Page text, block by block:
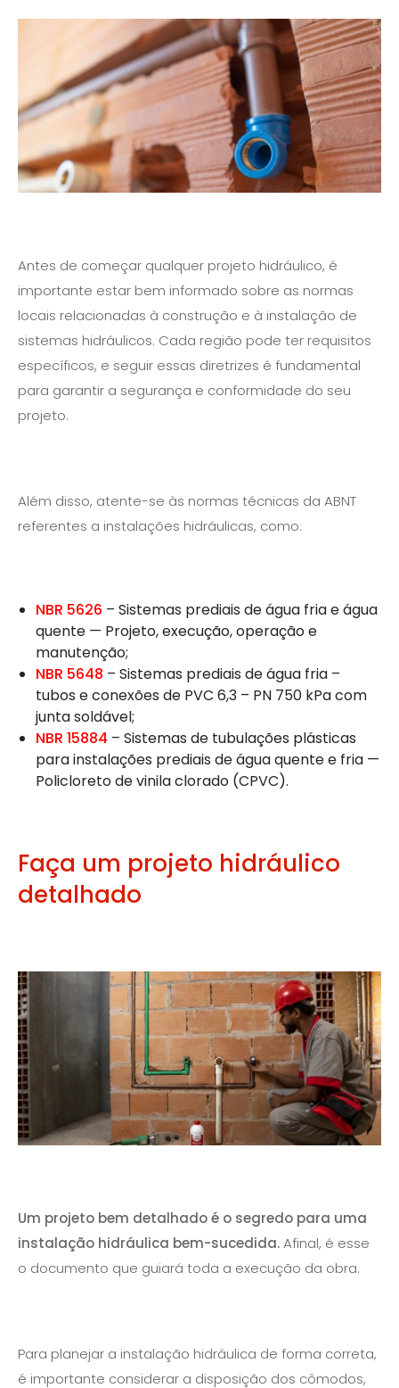
Antes de começar qualquer projeto hidráulico, é
importante estar bem informado sobre as normas
locais relacionadas à construção e à instalação de
sistemas hidráulicos. Cada região pode ter requisitos
específicos, e seguir essas diretrizes é fundamental
para garantir a segurança e conformidade do seu
projeto.
Além disso, atente-se às normas técnicas da ABNT
referentes a instalações hidráulicas, como:
NBR 5626 – Sistemas prediais de água fria e água
quente — Projeto, execução, operação e
manutenção;
NBR 5648 – Sistemas prediais de água fria –
tubos e conexões de PVC 6,3 – PN 750 kPa com
junta soldável;
NBR 15884 – Sistemas de tubulações plásticas
para instalações prediais de água quente e fria —
Policloreto de vinila clorado (CPVC).
Faça um projeto hidráulico
detalhado
Um projeto bem detalhado é o segredo para uma
instalação hidráulica bem-sucedida.Afinal, é esse
o documento que guiará toda a execução da obra.
Para planejar a instalação hidráulica de forma correta,
é importante considerar a disposição dos cômodos,